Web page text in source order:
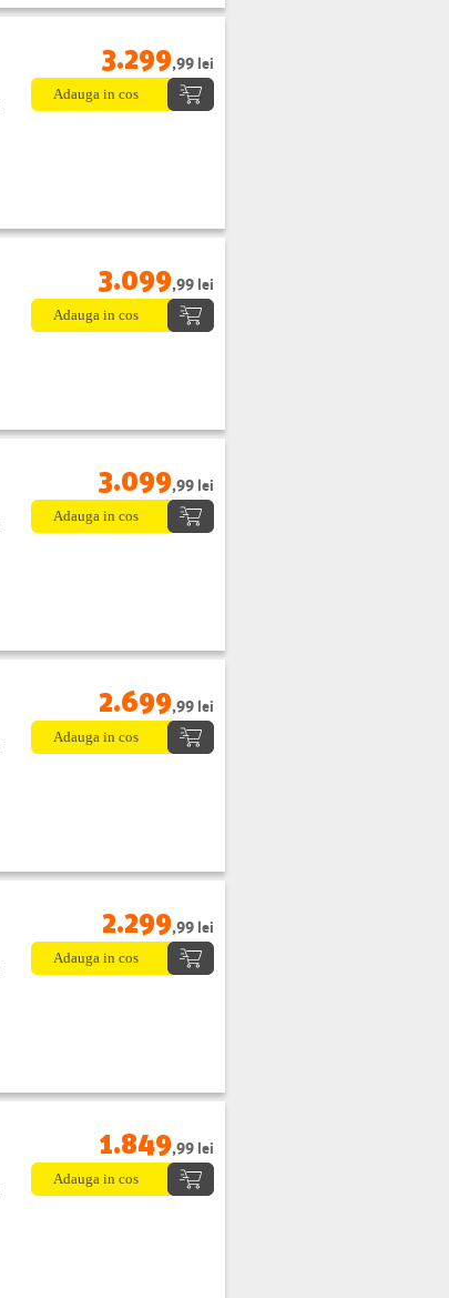
3.299,99 lei
3.099,99 lei
3.099,99 lei
2.699,99 lei
2.299,99 lei
1.849,99 lei